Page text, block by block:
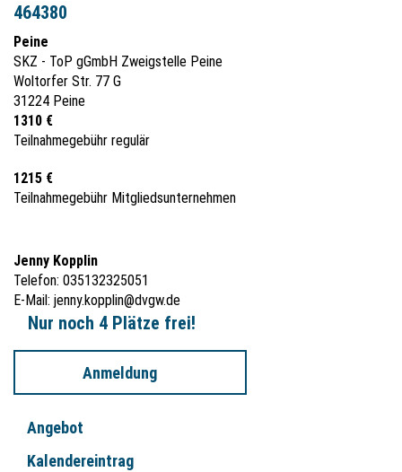
464380
Peine
SKZ - ToP gGmbH Zweigstelle Peine
Woltorfer Str. 77 G
31224 Peine
1310 €
Teilnahmegebühr regulär
1215 €
Teilnahmegebühr Mitgliedsunternehmen
Jenny Kopplin
Telefon: 035132325051
E-Mail: jenny.kopplin@dvgw.de
Nur noch 4 Plätze frei!
Anmeldung
Angebot
Kalendereintrag